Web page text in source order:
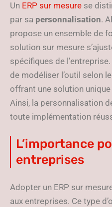
Un ERP sur mesure se
par sa personnalisation.
propose un ensemble de
solution sur mesure
spécifiques de
de modéliser l’outil selon
offrant une solution
Ainsi, la personnalisation
toute implémentation
L’importance
entreprises
Adopter un ERP sur
aux entreprises. Ce type